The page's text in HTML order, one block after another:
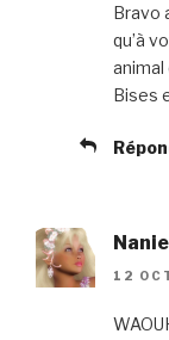
Bravo
qu’à
animal
Bises
Nanie
12